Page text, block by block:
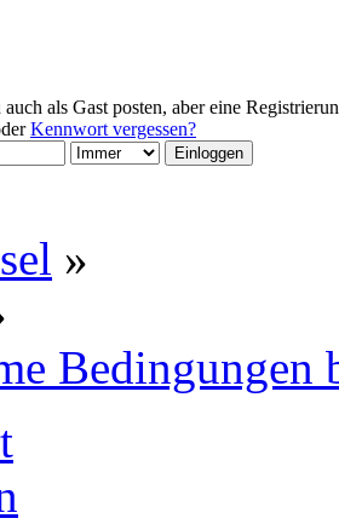
als Gast posten, aber eine
Kennwort vergessen?
»
Bedingungen